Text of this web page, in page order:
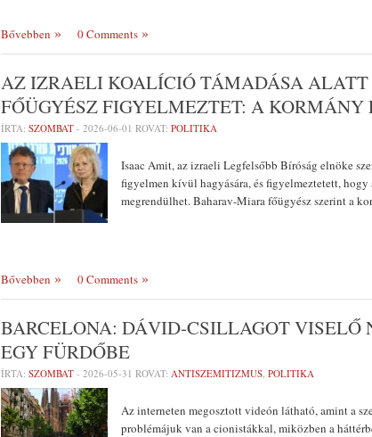
Bővebben 0 Comments
AZ IZRAELI KOALÍCIÓ TÁMADÁSA
FŐÜGYÉSZ FIGYELMEZTET: A
ÍRTA: SZOMBAT - 2026-06-01 ROVAT: POLITIKA
Isaac Amit, az izraeli Legfelsőbb Bíróság elnöke
figyelmen kívül hagyására, és figyelmeztetett,
megrendülhet. Baharav-Miara főügyész szerint a
Bővebben 0 Comments
BARCELONA: DÁVID-CSILLAGOT VISELŐ
EGY FÜRDŐBE
ÍRTA: SZOMBAT - 2026-05-31 ROVAT: ANTISZEMITIZMUS, POLITIKA
Az interneten megosztott videón látható, amint a
problémájuk van a cionistákkal, miközben a